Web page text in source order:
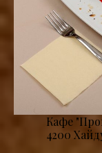
Кафе
4200